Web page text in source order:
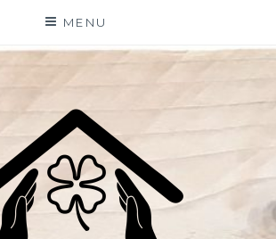
MENU